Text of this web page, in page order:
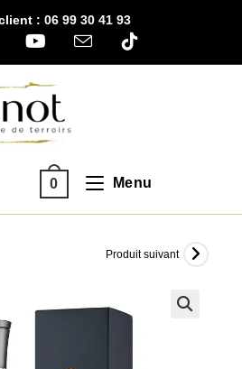
: 06 99 30 41 93
0 Menu
Produit suivant